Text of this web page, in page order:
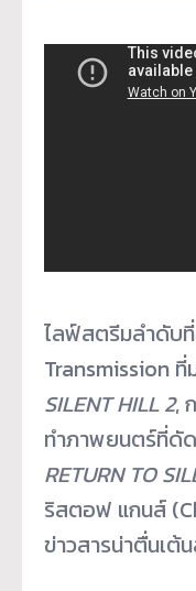
ไลฟ์สตรีมลำดับ
Transmission
SILENT HILL 2,
ทำภาพยนตร์ที่ดั
RETURN TO
ริสตอฟ แกนส์
ข่าวสารน่าตื่นเต้